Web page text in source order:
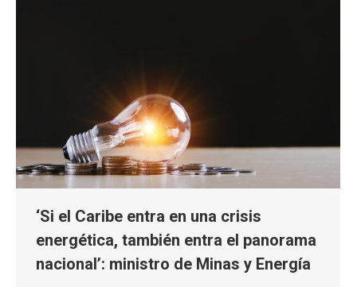
‘Si el Caribe entra en una crisis
energética, también entra el panorama
nacional’: ministro de Minas y Energía